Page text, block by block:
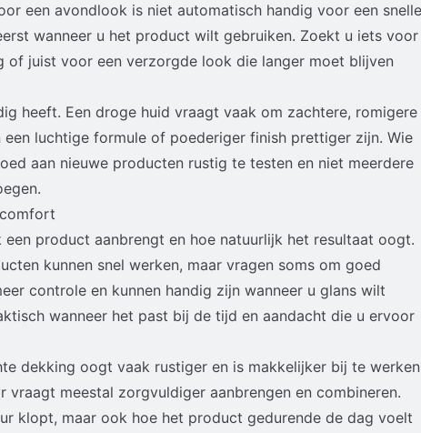
een avondlook is niet automatisch handig voor een snelle
wanneer u het product wilt gebruiken. Zoekt u iets voor
of juist voor een verzorgde look die langer moet blijven
heeft. Een droge huid vraagt vaak om zachtere, romigere
luchtige formule of poederiger finish prettiger zijn. Wie
aan nieuwe producten rustig te testen en niet meerdere
product aanbrengt en hoe natuurlijk het resultaat oogt.
kunnen snel werken, maar vragen soms om goed
controle en kunnen handig zijn wanneer u glans wilt
wanneer het past bij de tijd en aandacht die u ervoor
dekking oogt vaak rustiger en is makkelijker bij te
vraagt meestal zorgvuldiger aanbrengen en combineren.
klopt, maar ook hoe het product gedurende de dag voelt